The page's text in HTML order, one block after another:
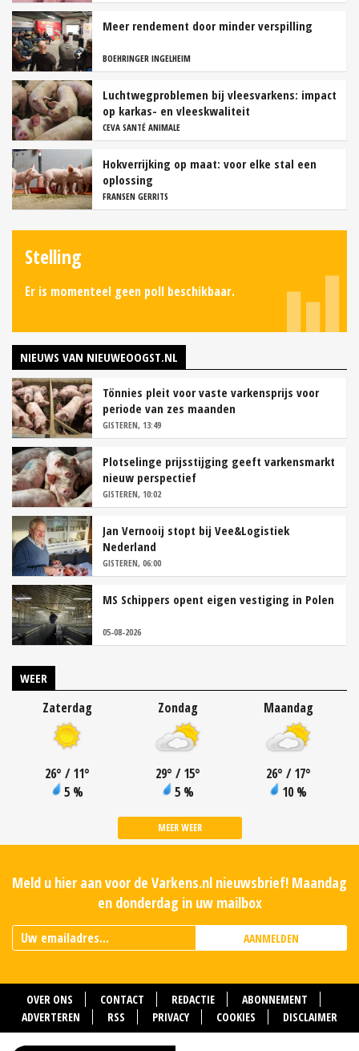
Meer rendement door minder verspilling
BOEHRINGER INGELHEIM
Luchtwegproblemen bij vleesvarkens: impact
op karkas- en vleeskwaliteit
CEVA SANTÉ ANIMALE
Hokverrijking op maat: voor elke stal een
oplossing
FRANSEN GERRITS
Stelling
Er is momenteel geen poll beschikbaar.
NIEUWS VAN NIEUWEOOGST.NL
Tönnies pleit voor vaste varkensprijs voor
periode van zes maanden
GISTEREN, 13:49
Plotselinge prijsstijging geeft varkensmarkt
nieuw perspectief
GISTEREN, 10:02
Jan Vernooij stopt bij Vee&Logistiek
Nederland
GISTEREN, 06:00
MS Schippers opent eigen vestiging in Polen
05-08-2026
WEER
Zaterdag
26° / 11°
5 %
Zondag
29° / 15°
5 %
Maandag
26° / 17°
10 %
MEER WEER
Meld u hier aan voor de Varkens.nl nieuwsbrief! Maandag
en donderdag in uw mailbox
AANMELDEN
OVER ONS CONTACT REDACTIE
ABONNEMENT
ADVERTEREN
RSS PRIVACY COOKIES DISCLAIMER